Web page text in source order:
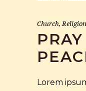
Church,Religion
Lorem